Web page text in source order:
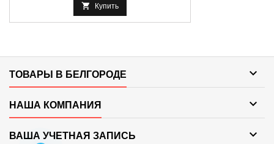
 Купить
ТОВАРЫ В БЕЛГОРОДЕ 
НАША КОМПАНИЯ 
ВАША УЧЕТНАЯ ЗАПИСЬ 